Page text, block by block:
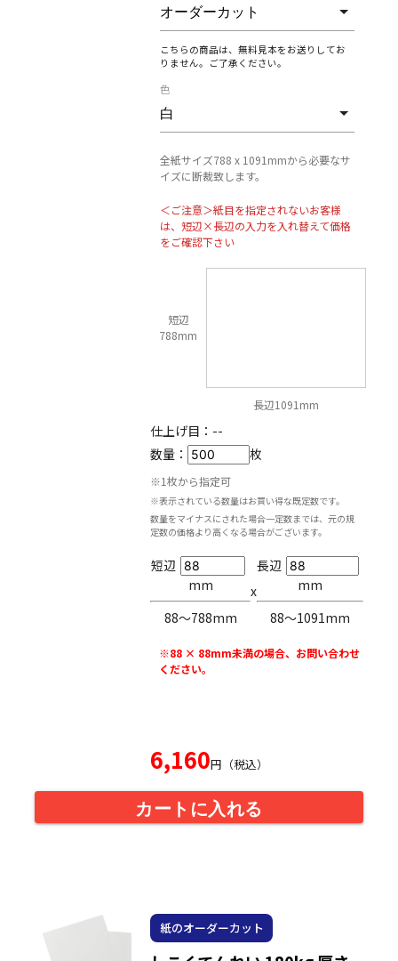
こちらの商品は、無料見本をお送りしてお
りません。ご了承ください。
色
全紙サイズ788 x 1091mmから必要なサ
イズに断裁致します。
＜ご注意＞紙目を指定されないお客様
は、短辺×長辺の入力を入れ替えて価格
をご確認下さい
短辺
788mm
長辺1091mm
仕上げ目： --
数量：
枚
※1枚から指定可
※表示されている数量はお買い得な既定数です。
数量をマイナスにされた場合一定数までは、元の規
定数の価格より高くなる場合がございます。
短辺
mm
88〜788mm
x
長辺
mm
88〜1091mm
※88 × 88mm未満の場合、お問い合わせ
ください。
6,160円（税込）
カートに入れる
紙のオーダーカット